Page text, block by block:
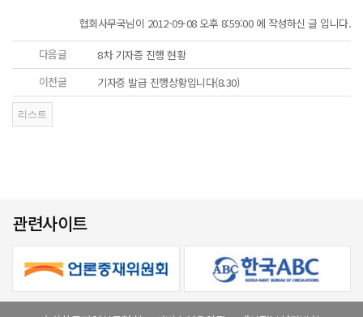
협회사무국님이 2012-09-08 오후 8:59:00 에 작성하신 글 입니다.
다음글
8차 기자증 진행 현황
이전글
기자증 발급 진행상황입니다(8.30)
관련사이트